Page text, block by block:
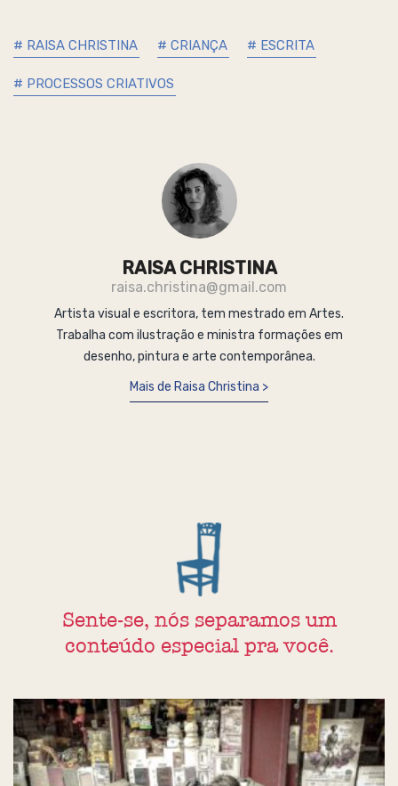
# RAISA CHRISTINA # CRIANÇA # ESCRITA
# PROCESSOS CRIATIVOS
RAISA CHRISTINA
raisa.christina@gmail.com
Artista visual e escritora, tem mestrado em Artes.
Trabalha com ilustração e ministra formações em
desenho, pintura e arte contemporânea.
Mais de Raisa Christina
Sente-se, nós separamos um
conteúdo especial pra você.